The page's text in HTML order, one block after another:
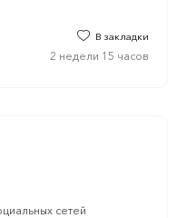
В закладки
2 недели 15 часов
сетей